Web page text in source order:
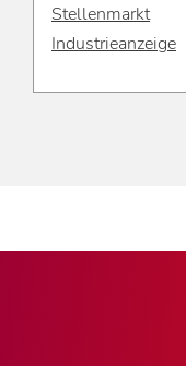
Stellenmarkt
Industrieanzeige